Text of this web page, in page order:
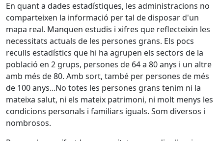
En quant a dades estadístiques, les administracions no
comparteixen la informació per tal de disposar d'un
mapa real. Manquen estudis i xifres que reflecteixin les
necessitats actuals de les persones grans. Els pocs
reculls estadístics que hi ha agrupen els sectors de la
població en 2 grups, persones de 64 a 80 anys i un altre
amb més de 80. Amb sort, també per persones de més
de 100 anys...No totes les persones grans tenim ni la
mateixa salut, ni els mateix patrimoni, ni molt menys les
condicions personals i familiars iguals. Som diversos i
nombrosos.